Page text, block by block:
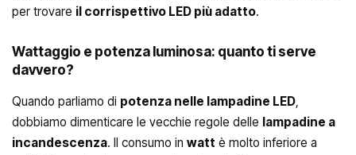
per trovare il corrispettivo LED più adatto.
Wattaggio e potenza luminosa: quanto ti serve
davvero?
Quando parliamo di potenza nelle lampadine LED,
dobbiamo dimenticare le vecchie regole delle lampadine a
incandescenza. Il consumo in watt è molto inferiore a